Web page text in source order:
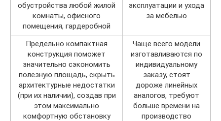
обустройства любой жилой
комнаты, офисного
помещения, гардеробной
эксплуатации и ухода
за мебелью
Предельно компактная
конструкция поможет
значительно сэкономить
полезную площадь, скрыть
архитектурные недостатки
(при их наличии), создав при
этом максимально
комфортную обстановку
Чаще всего модели
изготавливаются по
индивидуальному
заказу, стоят
дороже линейных
аналогов, требуют
больше времени на
производство